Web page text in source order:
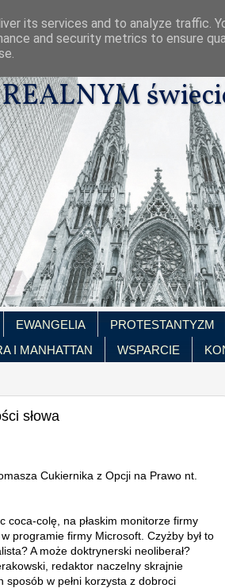
EWANGELIA PROTESTANTYZM
I MANHATTAN WSPARCIE
słowa
Cukiernika z Opcji na Prawo nt.
coca-colę, na płaskim monitorze firmy
programie firmy Microsoft. Czyżby był to
A może doktrynerski neoliberał?
redaktor naczelny skrajnie
sposób w pełni korzysta z dobroci
its services and to analyze traffic.
and security metrics to ensure